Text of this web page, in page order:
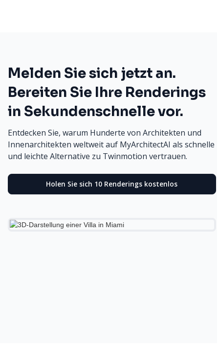
Melden Sie sich jetzt an.
Bereiten Sie Ihre Renderings
in Sekundenschnelle vor.
Entdecken Sie, warum Hunderte von Architekten und
Innenarchitekten weltweit auf MyArchitectAI als schnelle
und leichte Alternative zu Twinmotion vertrauen.
Holen Sie sich 10 Renderings kostenlos